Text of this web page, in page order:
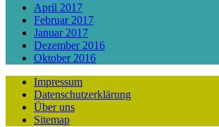
April 2017
Februar 2017
Januar 2017
Dezember 2016
Oktober 2016
Impressum
Datenschutzerklärung
Über uns
Sitemap